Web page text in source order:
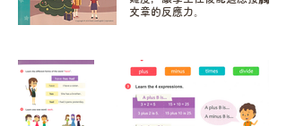
文章的反應力。